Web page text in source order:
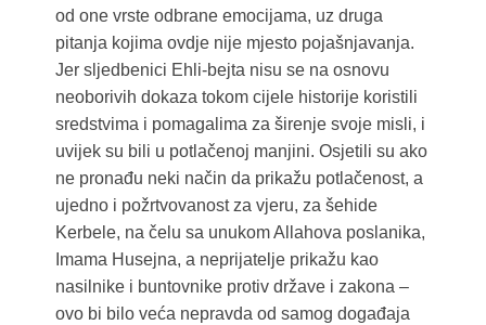
od one vrste odbrane emocijama, uz druga
pitanja kojima ovdje nije mjesto pojašnjavanja.
Jer sljedbenici Ehli-bejta nisu se na osnovu
neoborivih dokaza tokom cijele historije koristili
sredstvima i pomagalima za širenje svoje misli, i
uvijek su bili u potlačenoj manjini. Osjetili su ako
ne pronađu neki način da prikažu potlačenost, a
ujedno i požrtvovanost za vjeru, za šehide
Kerbele, na čelu sa unukom Allahova poslanika,
Imama Husejna, a neprijatelje prikažu kao
nasilnike i buntovnike protiv države i zakona –
ovo bi bilo veća nepravda od samog događaja